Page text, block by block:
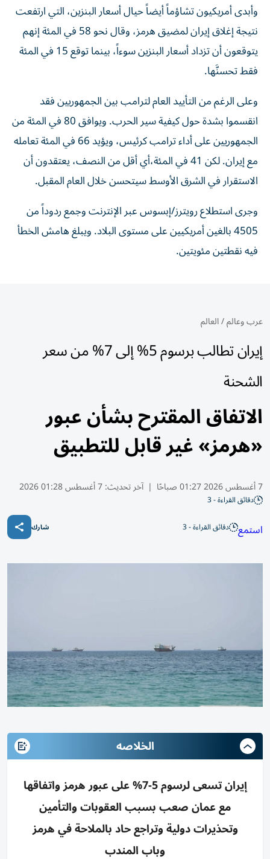
وأبدى أمريكيون تشاؤماً أيضاً حيال أسعار البنزين، التي ارتفعت
نتيجة إغلاق إيران لمضيق هرمز، وقال نحو 58 في المئة إنهم
يتوقعون أن تزداد أسعار البنزين سوءاً، بينما توقع 15 في المئة
فقط تحسنَّها.
وعلى الرغم من التأييد العام لترامب بين الجمهوريين فقد
انقسموا بشدة حول كيفية سير الحرب. ويوافق 80 في المئة من
الجمهوريين على أداء ترامب كرئيس، ويؤيد 66 في المئة تعامله
مع إيران. لكن 41 في المئة،​أي أقل من النصف، يعتقدون أن
الاستقرار في الشرق الأوسط سيتحسن خلال العام المقبل.
وجرى استطلاع رويترز/إبسوس عبر الإنترنت وجمع ردوداً من
4505 بالغين أمريكيين على مستوى البلاد. ويبلغ هامش الخطأ
فيه نقطتين مئويتين.
عرب وعالم/العالم
إيران تطالب برسوم 5% إلى 7% من سعر
الشحنة
الاتفاق المقترح بشأن عبور
«هرمز» غير قابل للتطبيق
7 أغسطس 2026 01:27 صباحًا | آخر تحديث:7 أغسطس 01:28 2026
دقائق القراءة - 3
استمع دقائق القراءة - 3 شارك
الخلاصه
إيران تسعى لرسوم 5-7% على عبور هرمز واتفاقها
مع عمان صعب بسبب العقوبات والتأمين
وتحذيرات دولية وتراجع حاد بالملاحة في هرمز
وباب المندب